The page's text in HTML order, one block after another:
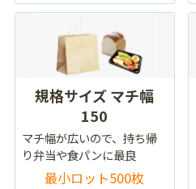
規格サイズ マチ幅
150
マチ幅が広いので、持ち帰
り弁当や食パンに最良
最小ロット500枚